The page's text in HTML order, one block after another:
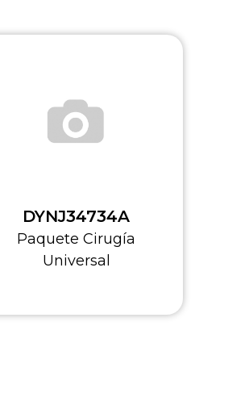
DYNJ16982B
Cirugía Menor